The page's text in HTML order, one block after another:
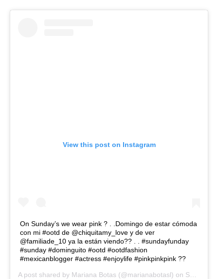
View this post on Instagram
On Sunday’s we wear pink ? . .Domingo de estar cómoda
con mi #ootd de @chiquitamy_love y de ver
@familiade_10 ya la están viendo?? . . #sundayfunday
#sunday #dominguito #ootd #ootdfashion
#mexicanblogger #actress #enjoylife #pinkpinkpink ??
A post shared by Mariana Botas (@marianabotasl) on Sep 13, 2020 at 5:50pm PDT